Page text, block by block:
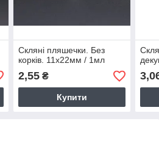
Скляні пляшечки. Без
корків. 11х22мм / 1мл
2,55₴
Купити